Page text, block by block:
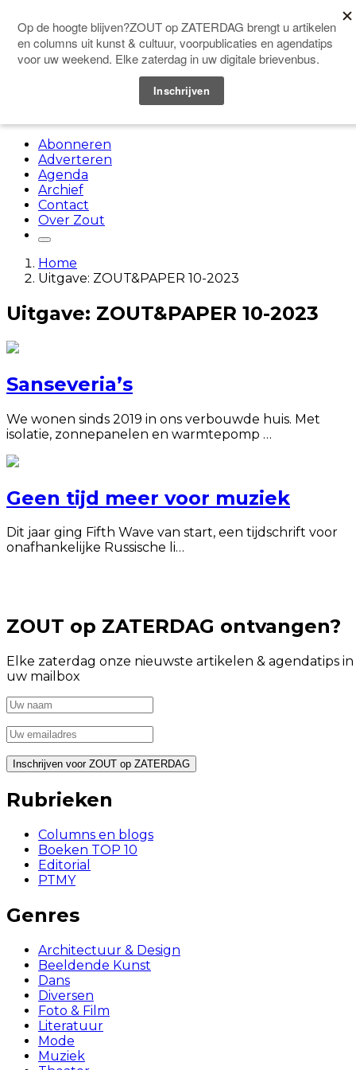
Doneer
Abonneren
Adverteren
Agenda
Archief
Contact
Over Zout
Home
Uitgave: ZOUT&PAPER 10-2023
Uitgave: ZOUT&PAPER 10-2023
Sanseveria’s
We wonen sinds 2019 in ons verbouwde huis. Met
isolatie, zonnepanelen en warmtepomp …
Geen tijd meer voor muziek
Dit jaar ging Fifth Wave van start, een tijdschrift voor
onafhankelijke Russische li…
ZOUT op ZATERDAG ontvangen?
Elke zaterdag onze nieuwste artikelen & agendatips in
uw mailbox
Rubrieken
Columns en blogs
Boeken TOP 10
Editorial
PTMY
Genres
Architectuur & Design
Beeldende Kunst
Dans
Diversen
Foto & Film
Literatuur
Mode
Muziek